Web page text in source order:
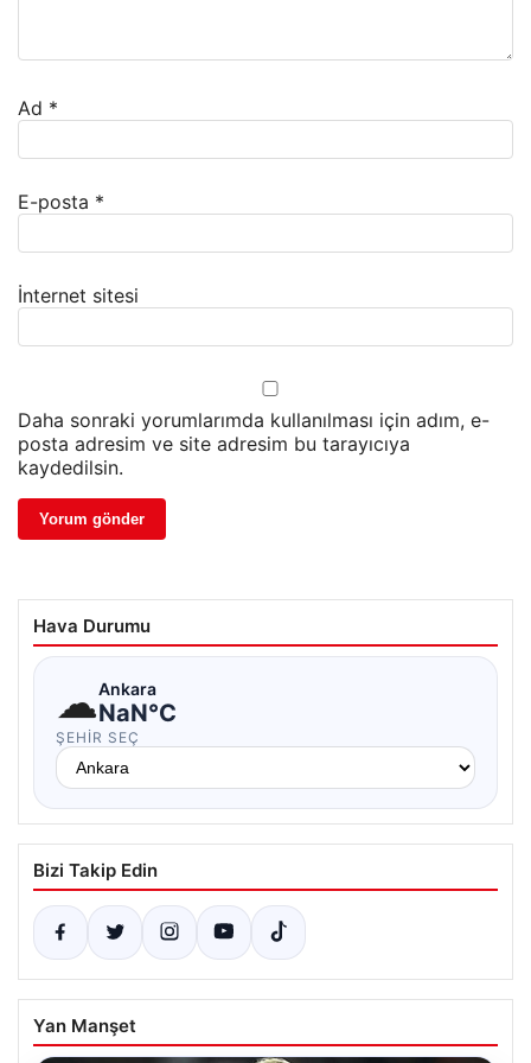
Ad *
E-posta *
İnternet sitesi
Daha sonraki yorumlarımda kullanılması için adım, e-
posta adresim ve site adresim bu tarayıcıya
kaydedilsin.
Hava Durumu
☁Ankara
NaN°C
ŞEHIR SEÇ
Bizi Takip Edin
Yan Manşet